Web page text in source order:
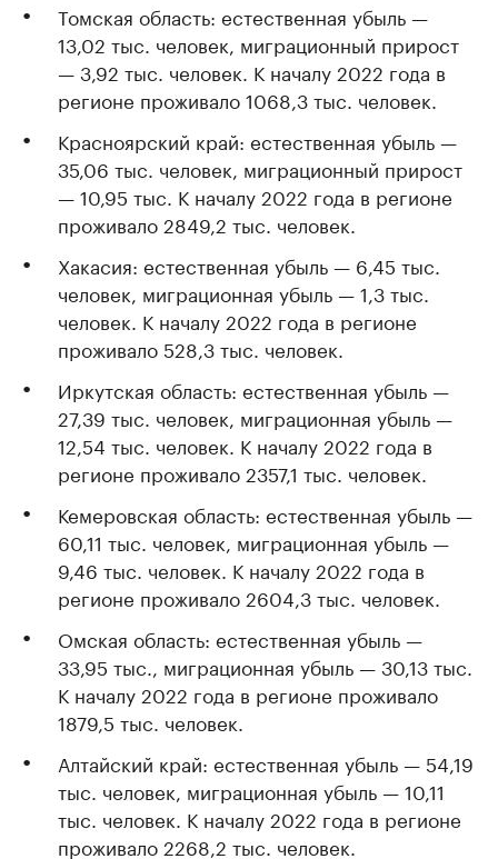
Томская область: естественная убыль —
13,02 тыс. человек, миграционный прирост
— 3,92 тыс. человек. К началу 2022 года в
регионе проживало 1068,3 тыс. человек.
Красноярский край: естественная убыль —
35,06 тыс. человек, миграционный прирост
— 10,95 тыс. К началу 2022 года в регионе
проживало 2849,2 тыс. человек.
Хакасия: естественная убыль — 6,45 тыс.
человек, миграционная убыль — 1,3 тыс.
человек. К началу 2022 года в регионе
проживало 528,3 тыс. человек.
Иркутская область: естественная убыль —
27,39 тыс. человек, миграционная убыль —
12,54 тыс. человек. К началу 2022 года в
регионе проживало 2357,1 тыс. человек.
Кемеровская область: естественная убыль —
60,11 тыс. человек, миграционная убыль —
9,46 тыс. человек. К началу 2022 года в
регионе проживало 2604,3 тыс. человек.
Омская область: естественная убыль —
33,95 тыс., миграционная убыль — 30,13 тыс.
К началу 2022 года в регионе проживало
1879,5 тыс. человек.
Алтайский край: естественная убыль — 54,19
тыс. человек, миграционная убыль — 10,11
тыс. человек. К началу 2022 года в регионе
проживало 2268,2 тыс. человек.